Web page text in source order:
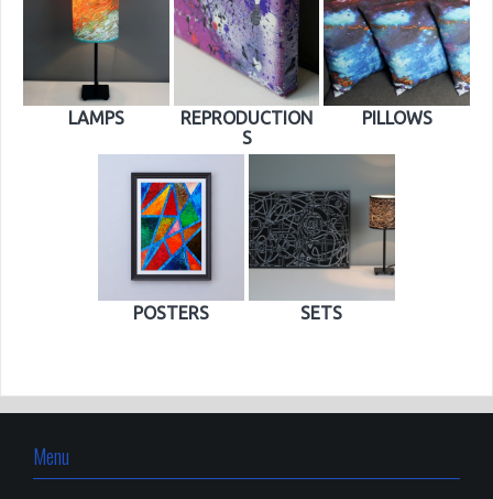
LAMPS
REPRODUCTION
S
PILLOWS
POSTERS SETS
Menu